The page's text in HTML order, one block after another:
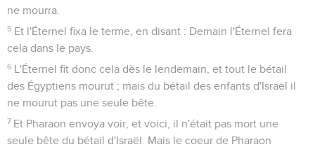
ne mourra.
5 Et l'Éternel fixa le terme, en disant : Demain l'Éternel fera
cela dans le pays.
6 L'Éternel fit donc cela dès le lendemain, et tout le bétail
des Égyptiens mourut ; mais du bétail des enfants d'Israël il
ne mourut pas une seule bête.
7 Et Pharaon envoya voir, et voici, il n'était pas mort une
seule bête du bétail d'Israël. Mais le coeur de Pharaon